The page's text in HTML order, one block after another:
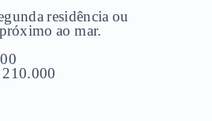
residência ou
ao mar.